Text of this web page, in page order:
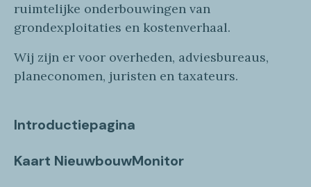
ruimtelijke onderbouwingen van
grondexploitaties en kostenverhaal.
Wij zijn er voor overheden, adviesbureaus,
planeconomen, juristen en taxateurs.
Introductiepagina
Kaart NieuwbouwMonitor